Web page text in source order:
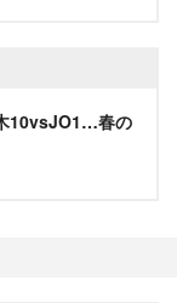
10vsJO1…春の